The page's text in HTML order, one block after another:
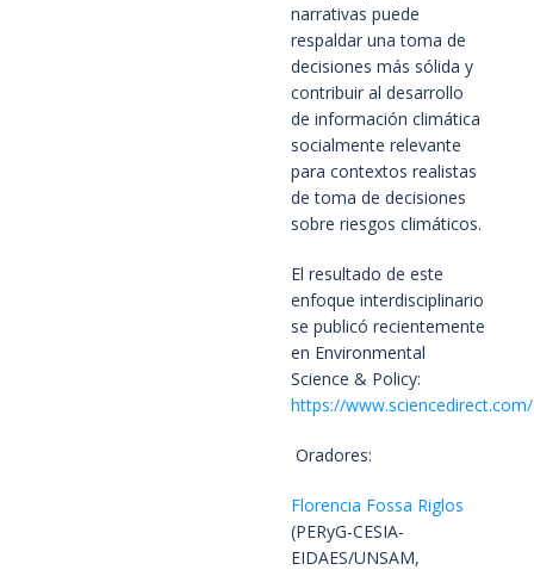
narrativas puede
respaldar una toma de
decisiones más sólida y
contribuir al desarrollo
de información climática
socialmente relevante
para contextos realistas
de toma de decisiones
sobre riesgos climáticos.
El resultado de este
enfoque interdisciplinario
se publicó recientemente
en Environmental
Science & Policy:
https://
Oradores:
Florencia Fossa Riglos
(PERyG-CESIA-
EIDAES/UNSAM,